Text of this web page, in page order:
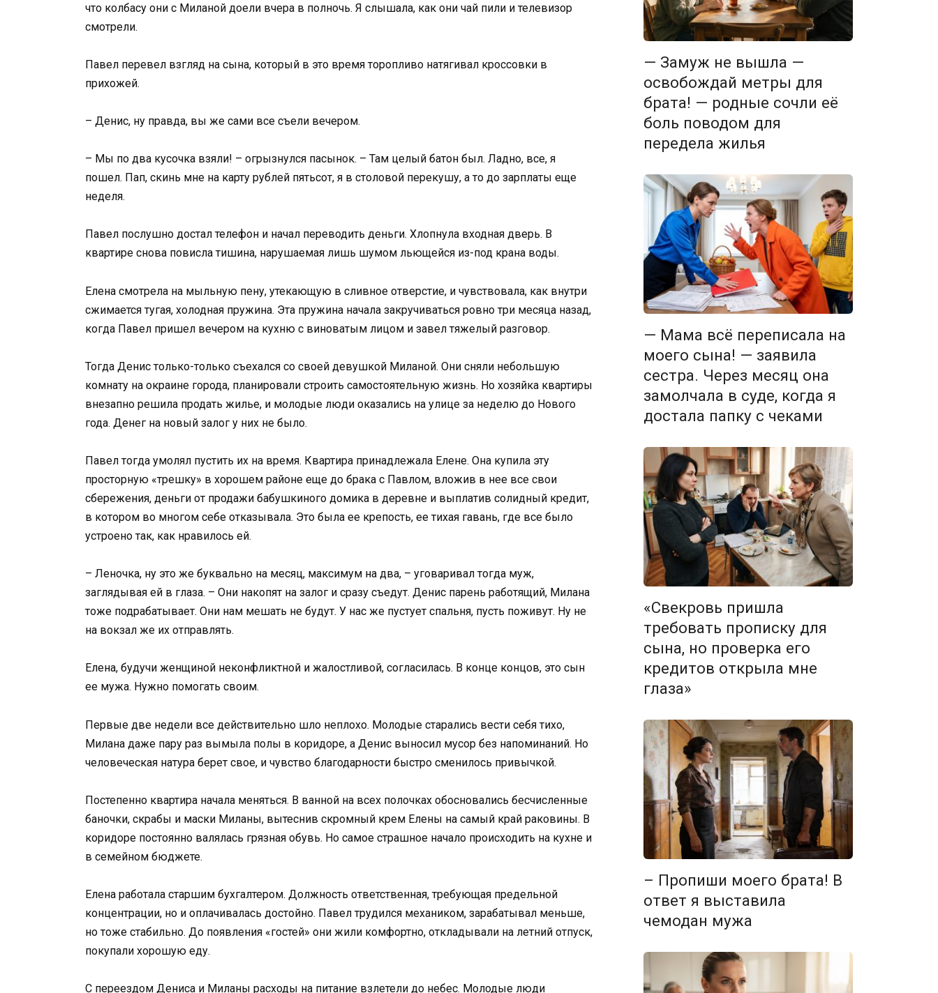
что колбасу они с Миланой доели вчера в полночь. Я слышала, как они чай пили и телевизор
смотрели.
Павел перевел взгляд на сына, который в это время торопливо натягивал кроссовки в
прихожей.
– Денис, ну правда, вы же сами все съели вечером.
– Мы по два кусочка взяли! – огрызнулся пасынок. – Там целый батон был. Ладно, все, я
пошел. Пап, скинь мне на карту рублей пятьсот, я в столовой перекушу, а то до зарплаты еще
неделя.
Павел послушно достал телефон и начал переводить деньги. Хлопнула входная дверь. В
квартире снова повисла тишина, нарушаемая лишь шумом льющейся из-под крана воды.
Елена смотрела на мыльную пену, утекающую в сливное отверстие, и чувствовала, как внутри
сжимается тугая, холодная пружина. Эта пружина начала закручиваться ровно три месяца назад,
когда Павел пришел вечером на кухню с виноватым лицом и завел тяжелый разговор.
Тогда Денис только-только съехался со своей девушкой Миланой. Они сняли небольшую
комнату на окраине города, планировали строить самостоятельную жизнь. Но хозяйка квартиры
внезапно решила продать жилье, и молодые люди оказались на улице за неделю до Нового
года. Денег на новый залог у них не было.
Павел тогда умолял пустить их на время. Квартира принадлежала Елене. Она купила эту
просторную «трешку» в хорошем районе еще до брака с Павлом, вложив в нее все свои
сбережения, деньги от продажи бабушкиного домика в деревне и выплатив солидный кредит,
в котором во многом себе отказывала. Это была ее крепость, ее тихая гавань, где все было
устроено так, как нравилось ей.
– Леночка, ну это же буквально на месяц, максимум на два, – уговаривал тогда муж,
заглядывая ей в глаза. – Они накопят на залог и сразу съедут. Денис парень работящий, Милана
тоже подрабатывает. Они нам мешать не будут. У нас же пустует спальня, пусть поживут. Ну не
на вокзал же их отправлять.
Елена, будучи женщиной неконфликтной и жалостливой, согласилась. В конце концов, это сын
ее мужа. Нужно помогать своим.
Первые две недели все действительно шло неплохо. Молодые старались вести себя тихо,
Милана даже пару раз вымыла полы в коридоре, а Денис выносил мусор без напоминаний. Но
человеческая натура берет свое, и чувство благодарности быстро сменилось привычкой.
Постепенно квартира начала меняться. В ванной на всех полочках обосновались бесчисленные
баночки, скрабы и маски Миланы, вытеснив скромный крем Елены на самый край раковины. В
коридоре постоянно валялась грязная обувь. Но самое страшное начало происходить на кухне и
в семейном бюджете.
Елена работала старшим бухгалтером. Должность ответственная, требующая предельной
концентрации, но и оплачивалась достойно. Павел трудился механиком, зарабатывал меньше,
но тоже стабильно. До появления «гостей» они жили комфортно, откладывали на летний отпуск,
покупали хорошую еду.
С переездом Дениса и Миланы расходы на питание взлетели до небес. Молодые люди
— Замуж не вышла —
освобождай метры для
брата! — родные сочли её
боль поводом для
передела жилья
— Мама всё переписала на
моего сына! — заявила
сестра. Через месяц она
замолчала в суде, когда я
достала папку с чеками
«Свекровь пришла
требовать прописку для
сына, но проверка его
кредитов открыла мне
глаза»
– Пропиши моего брата! В
ответ я выставила
чемодан мужа